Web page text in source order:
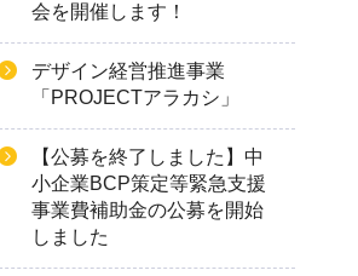
会を開催します！
デザイン経営推進事業
「PROJECTアラカシ」
【公募を終了しました】中
小企業BCP策定等緊急支援
事業費補助金の公募を開始
しました